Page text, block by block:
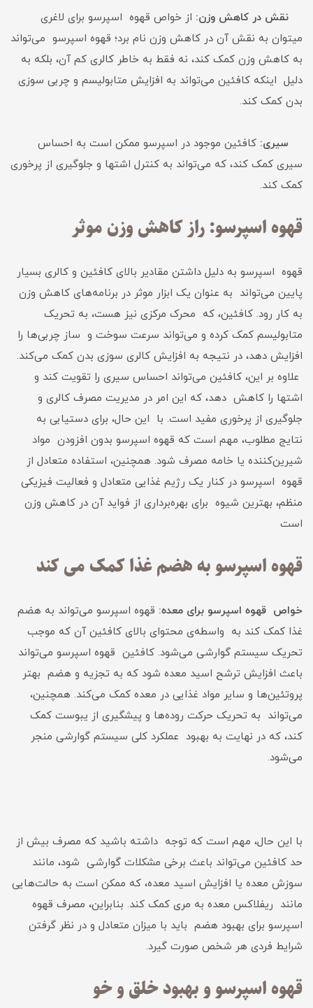
نقش در کاهش وزن: از خواص قهوه اسپرسو برای لاغری
میتوان به نقش آن در کاهش وزن نام برد؛ قهوه اسپرسو می‌تواند
به کاهش وزن کمک کند، نه فقط به خاطر کالری کم آن، بلکه به
دلیل اینکه کافئین می‌تواند به افزایش متابولیسم و چربی سوزی
بدن کمک کند.
سیری: کافئین موجود در اسپرسو ممکن است به احساس
سیری کمک کند، که می‌تواند به کنترل اشتها و جلوگیری از پرخوری
کمک کند.
قهوه اسپرسو: راز کاهش وزن موثر
قهوه اسپرسو به دلیل داشتن مقادیر بالای کافئین و کالری بسیار
پایین می‌تواند به عنوان یک ابزار موثر در برنامه‌های کاهش وزن
به کار رود. کافئین، که محرک مرکزی نیز هست، به تحریک
متابولیسم کمک کرده و می‌تواند سرعت سوخت و ساز چربی‌ها را
افزایش دهد، در نتیجه به افزایش کالری سوزی بدن کمک می‌کند.
علاوه بر این، کافئین می‌تواند احساس سیری را تقویت کند و
اشتها را کاهش دهد، که این امر در مدیریت مصرف کالری و
جلوگیری از پرخوری مفید است. با این حال، برای دستیابی به
نتایج مطلوب، مهم است که قهوه اسپرسو بدون افزودن مواد
شیرین‌کننده یا خامه مصرف شود. همچنین، استفاده متعادل از
قهوه اسپرسو در کنار یک رژیم غذایی متعادل و فعالیت فیزیکی
منظم، بهترین شیوه برای بهره‌برداری از فواید آن در کاهش وزن
است
قهوه اسپرسو به هضم غذا کمک می کند
خواص قهوه اسپرسو برای معده: قهوه اسپرسو می‌تواند به هضم
غذا کمک کند به واسطه‌ی محتوای بالای کافئین آن که موجب
تحریک سیستم گوارشی می‌شود. کافئین قهوه اسپرسو می‌تواند
باعث افزایش ترشح اسید معده شود که به تجزیه و هضم بهتر
پروتئین‌ها و سایر مواد غذایی در معده کمک می‌کند. همچنین،
می‌تواند به تحریک حرکت روده‌ها و پیشگیری از یبوست کمک
کند، که در نهایت به بهبود عملکرد کلی سیستم گوارشی منجر
می‌شود.
با این حال، مهم است که توجه داشته باشید که مصرف بیش از
حد کافئین می‌تواند باعث برخی مشکلات گوارشی شود، مانند
سوزش معده یا افزایش اسید معده، که ممکن است به حالت‌هایی
مانند ریفلاکس معده به مری کمک کند. بنابراین، مصرف قهوه
اسپرسو برای بهبود هضم باید با میزان متعادل و در نظر گرفتن
شرایط فردی هر شخص صورت گیرد.
قهوه اسپرسو و بهبود خلق و خو